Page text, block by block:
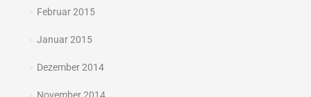
Februar 2015
Januar 2015
Dezember 2014